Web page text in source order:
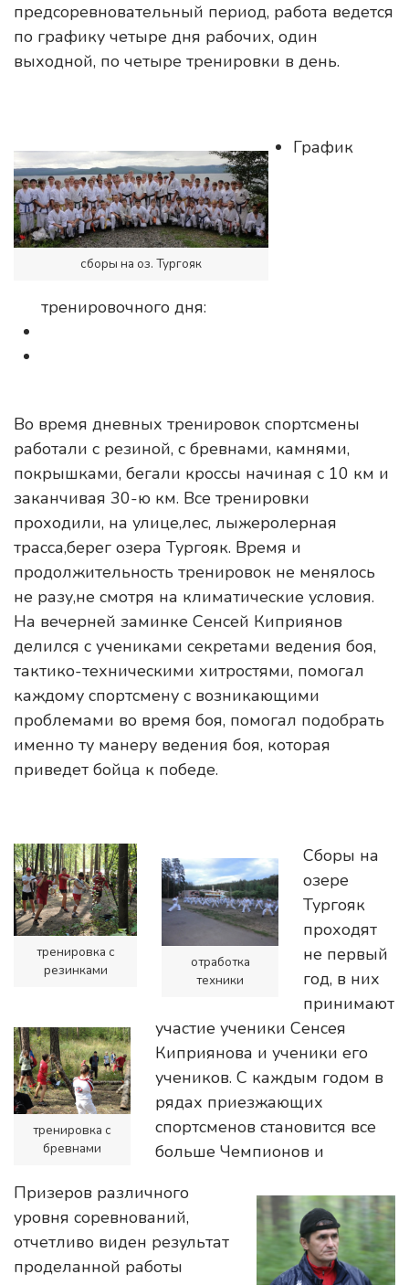
предсоревновательный период, работа ведется
по графику четыре дня рабочих, один
выходной, по четыре тренировки в день.
сборы на оз. Тургояк
График
тренировочного дня:
Во время дневных тренировок спортсмены
работали с резиной, с бревнами, камнями,
покрышками, бегали кроссы начиная с 10 км и
заканчивая 30-ю км. Все тренировки
проходили, на улице,лес, лыжеролерная
трасса,берег озера Тургояк. Время и
продолжительность тренировок не менялось
не разу,не смотря на климатические условия.
На вечерней заминке Сенсей Киприянов
делился с учениками секретами ведения боя,
тактико-техническими хитростями, помогал
каждому спортсмену с возникающими
проблемами во время боя, помогал подобрать
именно ту манеру ведения боя, которая
приведет бойца к победе.
тренировка с
резинками
отработка
техники
тренировка с
бревнами
Сборы на
озере
Тургояк
проходят
не первый
год, в них
принимают
участие ученики Сенсея
Киприянова и ученики его
учеников. С каждым годом в
рядах приезжающих
спортсменов становится все
больше Чемпионов и
Призеров различного
уровня соревнований,
отчетливо виден результат
проделанной работы